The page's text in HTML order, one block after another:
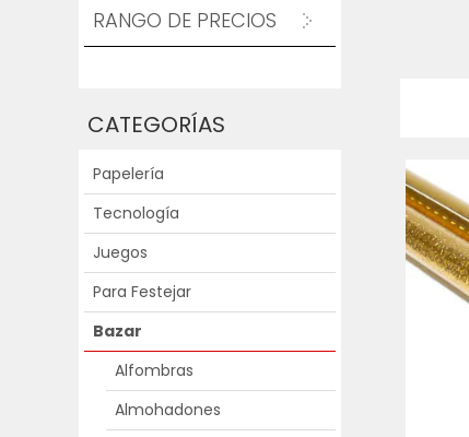
RANGO DE PRECIOS
CATEGORÍAS
Papelería
Tecnología
Juegos
Para Festejar
Bazar
Alfombras
Almohadones